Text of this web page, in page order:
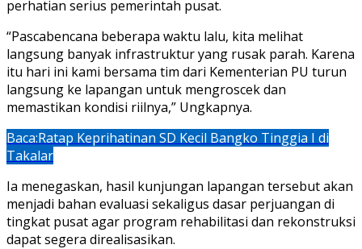
perhatian serius pemerintah pusat.
“Pascabencana beberapa waktu lalu, kita melihat
langsung banyak infrastruktur yang rusak parah. Karena
itu hari ini kami bersama tim dari Kementerian PU turun
langsung ke lapangan untuk mengroscek dan
memastikan kondisi riilnya,” Ungkapnya.
Baca:Ratap Keprihatinan SD Kecil Bangko Tinggia I di
Takalar
Ia menegaskan, hasil kunjungan lapangan tersebut akan
menjadi bahan evaluasi sekaligus dasar perjuangan di
tingkat pusat agar program rehabilitasi dan rekonstruksi
dapat segera direalisasikan.